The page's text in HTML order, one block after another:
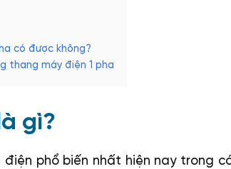
có được không?
thang máy điện 1 pha
gì?
điện phổ biến nhất hiện nay trong